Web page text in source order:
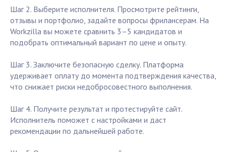
Шаг 2. Выберите исполнителя. Просмотрите рейтинги,
отзывы и портфолио, задайте вопросы фрилансерам. На
Workzilla вы можете сравнить 3–5 кандидатов и
подобрать оптимальный вариант по цене и опыту.
Шаг 3. Заключите безопасную сделку. Платформа
удерживает оплату до момента подтверждения качества,
что снижает риски недобросовестного выполнения.
Шаг 4. Получите результат и протестируйте сайт.
Исполнитель поможет с настройками и даст
рекомендации по дальнейшей работе.